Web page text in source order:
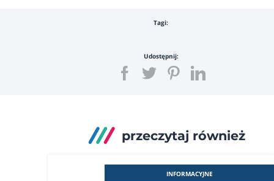
Tagi:
Udostępnij:
przeczytaj również
INFORMACYJNE